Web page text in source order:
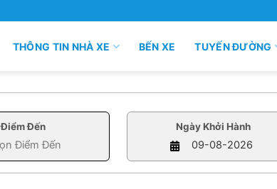
THÔNG TIN NHÀ XE BẾN XE TUYẾN ĐƯỜNG
Điểm Đến Ngày Khởi Hành